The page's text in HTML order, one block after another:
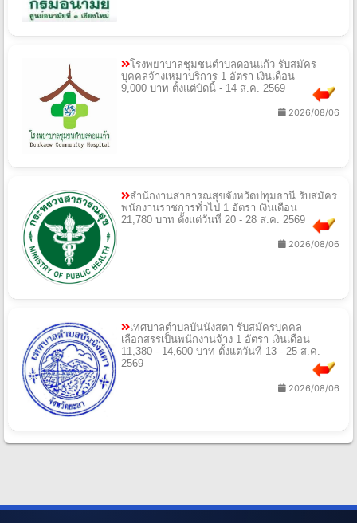
โรงพยาบาลชุมชนตำบลดอนแก้ว รับสมัคร
บุคคลจ้างเหมาบริการ 1 อัตรา เงินเดือน
9,000 บาท ตั้งแต่บัดนี้ - 14 ส.ค. 2569
2026/08/06
สํานักงานสาธารณสุขจังหวัดปทุมธานี รับสมัคร
พนักงานราชการทั่วไป 1 อัตรา เงินเดือน
21,780 บาท ตั้งแต่วันที่ 20 - 28 ส.ค. 2569
2026/08/06
เทศบาลตําบลบันนังสตา รับสมัครบุคคล
เลือกสรรเป็นพนักงานจ้าง 1 อัตรา เงินเดือน
11,380 - 14,600 บาท ตั้งแต่วันที่ 13 - 25 ส.ค.
2569
2026/08/06